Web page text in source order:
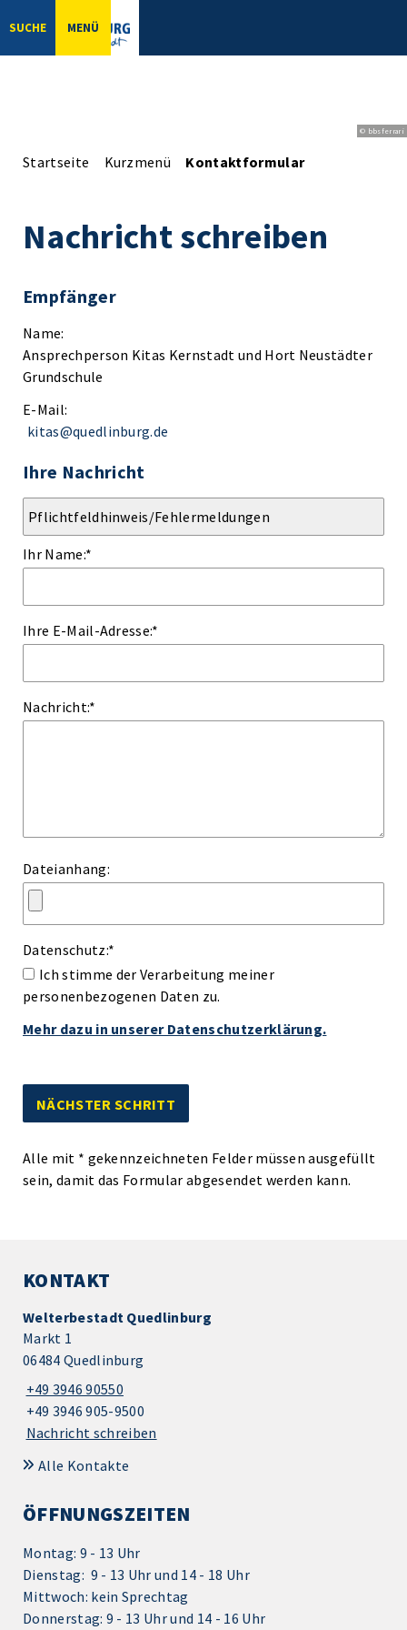
SUCHE MENÜ
© bbsferrari
Startseite Kurzmenü Kontaktformular
Nachricht schreiben
Empfänger
Name:
Ansprechperson Kitas Kernstadt und Hort Neustädter
Grundschule
E-Mail:
kitas@quedlinburg.de
Ihre Nachricht
Ihr Name:*
Ihre E-Mail-Adresse:*
Nachricht:*
Dateianhang:
Datenschutz:*
Ich stimme der Verarbeitung meiner
personenbezogenen Daten zu.
Mehr dazu in unserer Datenschutzerklärung.
Alle mit * gekennzeichneten Felder müssen ausgefüllt
sein, damit das Formular abgesendet werden kann.
KONTAKT
Welterbestadt Quedlinburg
Markt 1
06484 Quedlinburg
+49 3946 90550
+49 3946 905-9500
Nachricht schreiben
Alle Kontakte
ÖFFNUNGSZEITEN
Montag: 9 - 13 Uhr
Dienstag: 9 - 13 Uhr und 14 - 18 Uhr
Mittwoch: kein Sprechtag
Donnerstag: 9 - 13 Uhr und 14 - 16 Uhr